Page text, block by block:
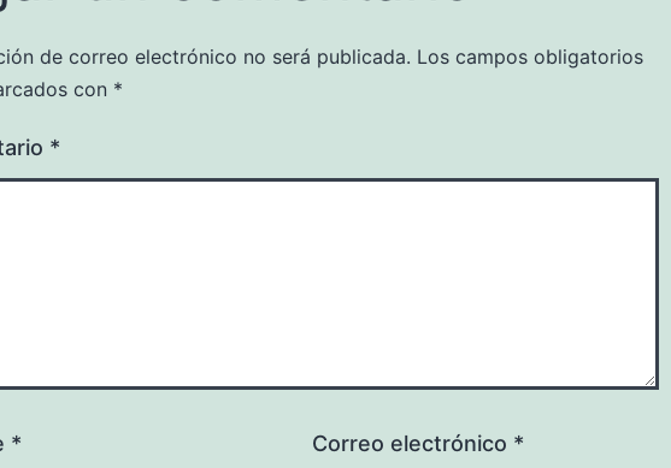
de correo electrónico no será publicada. Los campos obligatorios
con *
*
* Correo electrónico *